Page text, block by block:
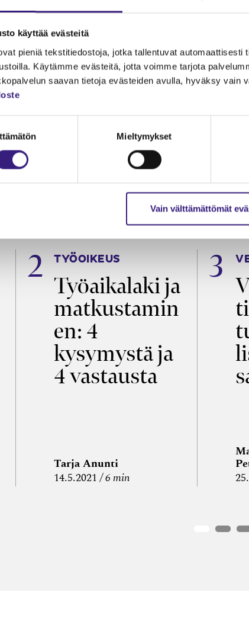
käyttää evästeitä
pieniä tekstitiedostoja, jotka tallentuvat
Käytämme evästeitä, jotta voimme tarjota
saavan tietoja evästeiden avulla, hyväksy vain
Mieltymykset
Vain välttämättömät
TYÖOIKEUS
Työaikalaki ja
matkustamin
en: 4
kysymystä ja
4 vastausta
Tarja Anunti
14.5.2021
6 min